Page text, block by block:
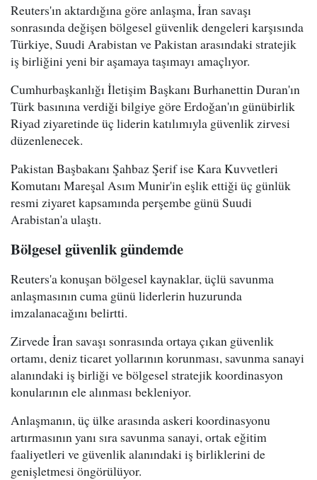
Reuters'ın aktardığına göre anlaşma, İran savaşı
sonrasında değişen bölgesel güvenlik dengeleri karşısında
Türkiye, Suudi Arabistan ve Pakistan arasındaki stratejik
iş birliğini yeni bir aşamaya taşımayı amaçlıyor.
Cumhurbaşkanlığı İletişim Başkanı Burhanettin Duran'ın
Türk basınına verdiği bilgiye göre Erdoğan'ın günübirlik
Riyad ziyaretinde üç liderin katılımıyla güvenlik zirvesi
düzenlenecek.
Pakistan Başbakanı Şahbaz Şerif ise Kara Kuvvetleri
Komutanı Mareşal Asım Munir'in eşlik ettiği üç günlük
resmi ziyaret kapsamında perşembe günü Suudi
Arabistan'a ulaştı.
Bölgesel güvenlik gündemde
Reuters'a konuşan bölgesel kaynaklar, üçlü savunma
anlaşmasının cuma günü liderlerin huzurunda
imzalanacağını belirtti.
Zirvede İran savaşı sonrasında ortaya çıkan güvenlik
ortamı, deniz ticaret yollarının korunması, savunma sanayi
alanındaki iş birliği ve bölgesel stratejik koordinasyon
konularının ele alınması bekleniyor.
Anlaşmanın, üç ülke arasında askeri koordinasyonu
artırmasının yanı sıra savunma sanayi, ortak eğitim
faaliyetleri ve güvenlik alanındaki iş birliklerini de
genişletmesi öngörülüyor.